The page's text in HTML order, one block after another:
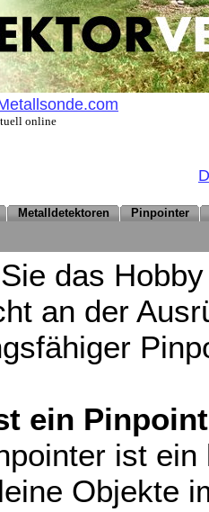
online
Metalldetektoren Pinpointer
das
an der
ein
ist
Objekte